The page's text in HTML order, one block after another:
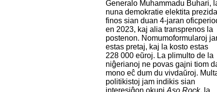
Generalo Muhammadu Buhari,
nuna demokratie elektita
finos sian duan 4-jaran
en 2023, kaj alia transprenos la
postenon. Nomumoformularoj
estas pretaj, kaj la kosto estas
228 000 eŭroj. La plimulto de la
niĝerianoj ne povas gajni tiom
mono eĉ dum du vivdaŭroj.
politikistoj jam indikis sian
interesiĝon okupiAso Rock, la